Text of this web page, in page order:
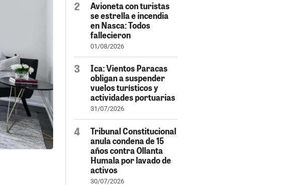
Avioneta con turistas
se estrella e incendia
en Nasca: Todos
fallecieron
01/08/2026
Ica: Vientos Paracas
obligan a suspender
vuelos turísticos y
actividades portuarias
31/07/2026
Tribunal Constitucional
anula condena de 15
años contra Ollanta
Humala por lavado de
activos
30/07/2026